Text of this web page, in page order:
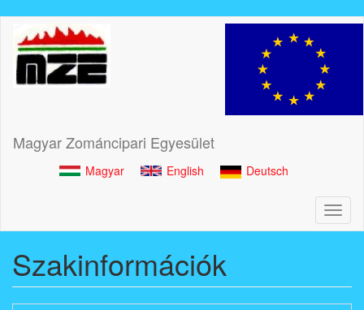
tartalomra
Magyar Zománcipari Egyesület
Magyar English Deutsch
Szakinformációk